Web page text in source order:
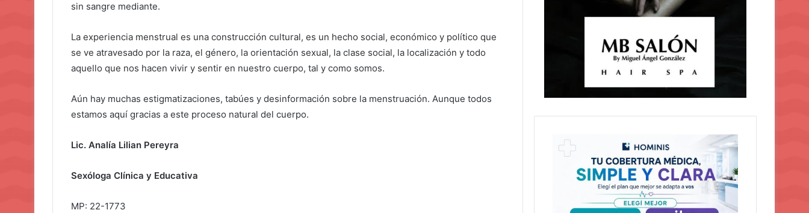
sin sangre mediante.
La experiencia menstrual es una construcción cultural, es un hecho social, económico y político que
se ve atravesado por la raza, el género, la orientación sexual, la clase social, la localización y todo
aquello que nos hacen vivir y sentir en nuestro cuerpo, tal y como somos.
Aún hay muchas estigmatizaciones, tabúes y desinformación sobre la menstruación. Aunque todos
estamos aquí gracias a este proceso natural del cuerpo.
Lic. Analía Lilian Pereyra
Sexóloga Clínica y Educativa
MP: 22-1773